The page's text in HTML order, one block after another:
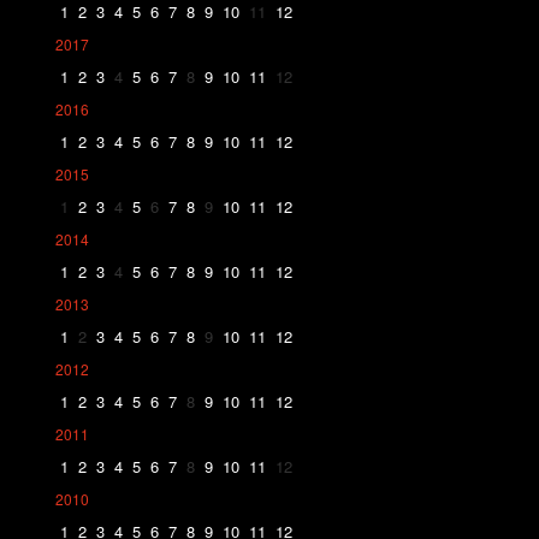
1 2 3 4 5 6 7 8 9 10 11 12
2017
1 2 3 4 5 6 7 8 9 10 11 12
2016
1 2 3 4 5 6 7 8 9 10 11 12
2015
1 2 3 4 5 6 7 8 9 10 11 12
2014
1 2 3 4 5 6 7 8 9 10 11 12
2013
1 2 3 4 5 6 7 8 9 10 11 12
2012
1 2 3 4 5 6 7 8 9 10 11 12
2011
1 2 3 4 5 6 7 8 9 10 11 12
2010
1 2 3 4 5 6 7 8 9 10 11 12